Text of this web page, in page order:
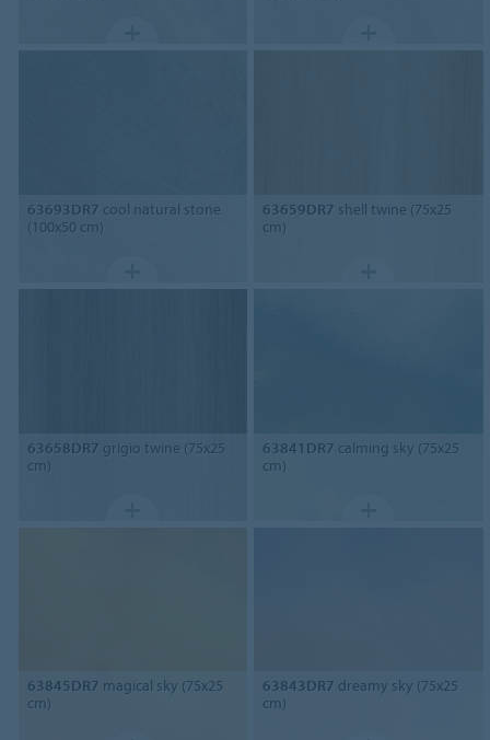
63693DR7 cool natural stone
(100x50 cm)
63659DR7 shell twine (75x25
cm)
63658DR7 grigio twine (75x25
cm)
63841DR7 calming sky (75x25
cm)
63845DR7 magical sky (75x25
cm)
63843DR7 dreamy sky (75x25
cm)